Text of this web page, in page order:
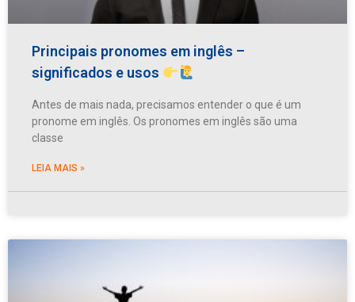
Principais pronomes em inglês –
significados e usos
Antes de mais nada, precisamos entender o que é um
pronome em inglês. Os pronomes em inglês são uma
classe
LEIA MAIS »